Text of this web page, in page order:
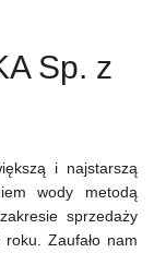
Sp. z
i najstarszą
wody metodą
sprzedaży
Zaufało nam